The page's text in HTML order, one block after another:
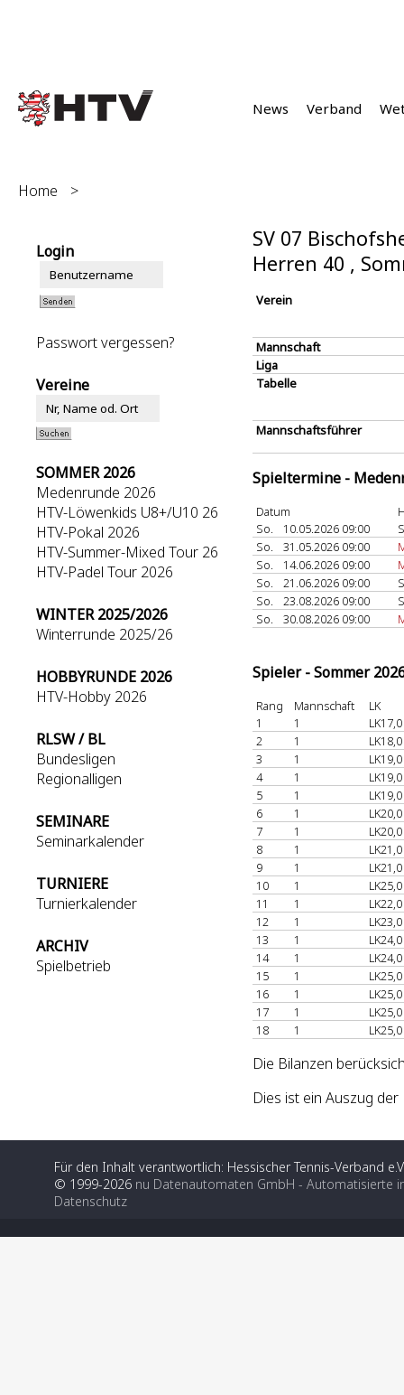
News Verband
Home >
Login
Passwort vergessen?
Vereine
SOMMER 2026
Medenrunde 2026
HTV-Löwenkids U8+/U10 26
HTV-Pokal 2026
HTV-Summer-Mixed Tour 26
HTV-Padel Tour 2026
WINTER 2025/2026
Winterrunde 2025/26
HOBBYRUNDE 2026
HTV-Hobby 2026
RLSW / BL
Bundesligen
Regionalligen
SEMINARE
Seminarkalender
TURNIERE
Turnierkalender
ARCHIV
Spielbetrieb
SV 07
Herren 40 ,
Verein
Mannschaft
Liga
Tabelle
Mannschaftsführer
Spieltermine -
Datum
So.
10.05.2026 09:00
So.
31.05.2026 09:00
So.
14.06.2026 09:00
So.
21.06.2026 09:00
So.
23.08.2026 09:00
So.
30.08.2026 09:00
Spieler - Sommer
Rang Mannschaft
LK
1
1
LK17,0
2
1
LK18,0
3
1
LK19,0
4
1
LK19,0
5
1
LK19,0
6
1
LK20,0
7
1
LK20,0
8
1
LK21,0
9
1
LK21,0
10
1
LK25,0
11
1
LK22,0
12
1
LK23,0
13
1
LK24,0
14
1
LK24,0
15
1
LK25,0
16
1
LK25,0
17
1
LK25,0
18
1 LK25,0
Die Bilanzen
Dies ist ein Auszug
Für den Inhalt verantwortlich: Hessischer Tennis-Verband
© 1999-2026 nu Datenautomaten GmbH - Automatisierte
Datenschutz